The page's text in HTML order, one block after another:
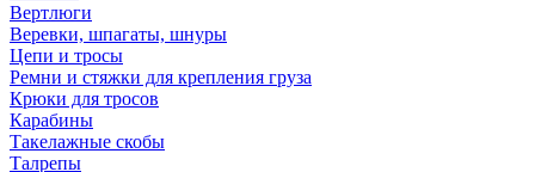
Вертлюги
Веревки, шпагаты, шнуры
Цепи и тросы
Ремни и стяжки для крепления груза
Крюки для тросов
Карабины
Такелажные скобы
Талрепы